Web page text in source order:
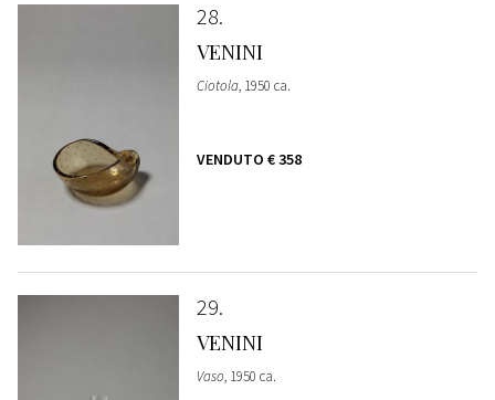
28
VENINI
Ciotola, 1950 ca.
VENDUTO € 358
29
VENINI
Vaso, 1950 ca.